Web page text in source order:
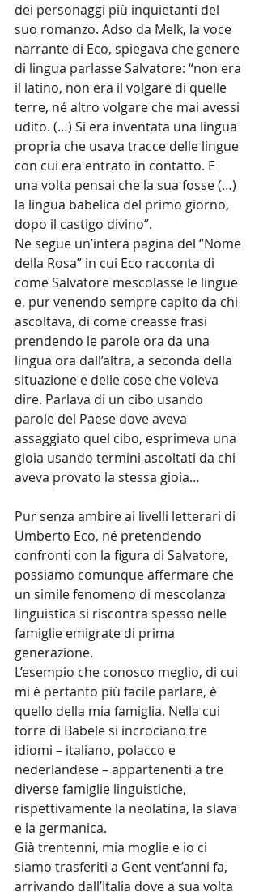
dei personaggi più inquietanti del
suo romanzo. Adso da Melk, la voce
narrante di Eco, spiegava che genere
di lingua parlasse Salvatore: “non era
il latino, non era il volgare di quelle
terre, né altro volgare che mai avessi
udito. (…) Si era inventata una lingua
propria che usava tracce delle lingue
con cui era entrato in contatto. E
una volta pensai che la sua fosse (…)
la lingua babelica del primo giorno,
dopo il castigo divino”.
Ne segue un’intera pagina del “Nome
della Rosa” in cui Eco racconta di
come Salvatore mescolasse le lingue
e, pur venendo sempre capito da chi
ascoltava, di come creasse frasi
prendendo le parole ora da una
lingua ora dall’altra, a seconda della
situazione e delle cose che voleva
dire. Parlava di un cibo usando
parole del Paese dove aveva
assaggiato quel cibo, esprimeva una
gioia usando termini ascoltati da chi
aveva provato la stessa gioia…
Pur senza ambire ai livelli letterari di
Umberto Eco, né pretendendo
confronti con la figura di Salvatore,
possiamo comunque affermare che
un simile fenomeno di mescolanza
linguistica si riscontra spesso nelle
famiglie emigrate di prima
generazione.
L’esempio che conosco meglio, di cui
mi è pertanto più facile parlare, è
quello della mia famiglia. Nella cui
torre di Babele si incrociano tre
idiomi – italiano, polacco e
nederlandese – appartenenti a tre
diverse famiglie linguistiche,
rispettivamente la neolatina, la slava
e la germanica.
Già trentenni, mia moglie e io ci
siamo trasferiti a Gent vent’anni fa,
arrivando dall’Italia dove a sua volta